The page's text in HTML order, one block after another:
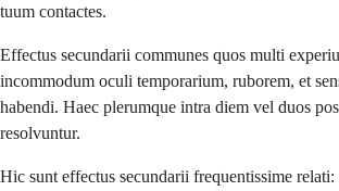
tuum contactes.
Effectus secundarii communes quos multi
incommodum oculi temporarium, ruborem, et
habendi. Haec plerumque intra diem vel duos
resolvuntur.
Hic sunt effectus secundarii frequentissime relati: